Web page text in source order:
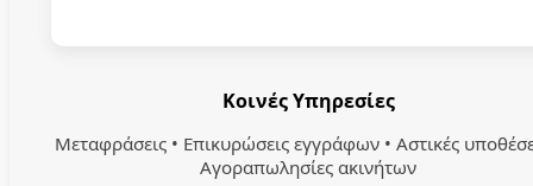
Κοινές Υπηρεσίες
Μεταφράσεις • Επικυρώσεις εγγράφων • Αστικές
Αγοραπωλησίες ακινήτων